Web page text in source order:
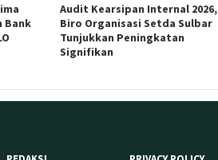
Bank
Audit Kearsipan Internal 2026,
Biro Organisasi Setda Sulbar
Tunjukkan Peningkatan
Signifikan